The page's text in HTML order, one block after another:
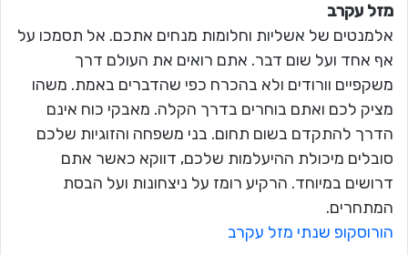
מזל עקרב
אלמנטים של אשליות וחלומות מנחים אתכם. אל תסמכו על
אף אחד ועל שום דבר. אתם רואים את העולם דרך
משקפיים וורודים ולא בהכרח כפי שהדברים באמת. משהו
מציק לכם ואתם בוחרים בדרך הקלה. מאבקי כוח אינם
הדרך להתקדם בשום תחום. בני משפחה והזוגיות שלכם
סובלים מיכולת ההיעלמות שלכם, דווקא כאשר אתם
דרושים במיוחד. הרקיע רומז על ניצחונות ועל הבסת
המתחרים.
הורוסקופ שנתי מזל עקרב